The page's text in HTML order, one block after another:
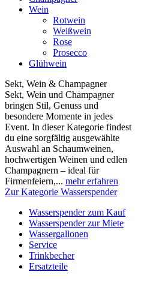
Wein
Rotwein
Weißwein
Rose
Prosecco
Glühwein
Sekt, Wein & Champagner
Sekt, Wein und Champagner
bringen Stil, Genuss und
besondere Momente in jedes
Event. In dieser Kategorie findest
du eine sorgfältig ausgewählte
Auswahl an Schaumweinen,
hochwertigen Weinen und edlen
Champagnern – ideal für
Firmenfeiern,... mehr erfahren
Zur Kategorie Wasserspender
Wasserspender zum Kauf
Wasserspender zur Miete
Wassergallonen
Service
Trinkbecher
Ersatzteile